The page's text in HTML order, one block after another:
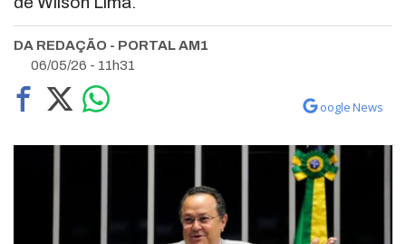
DA REDAÇÃO - PORTAL AM1
06/05/26 - 11h31
oogle News